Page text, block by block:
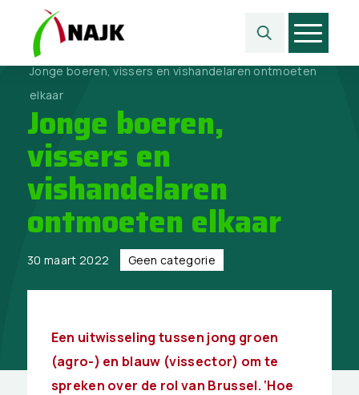
Home >
Jonge boeren, vissers en vishandelaren ontmoeten
elkaar
Jonge boeren,
vissers en
vishandelaren
ontmoeten elkaar
30 maart 2022 Geen categorie
Een uitwisseling tussen jong groen
(agro-) en blauw (vissector) om te
spreken over de rol van Brussel. ‘Hoe